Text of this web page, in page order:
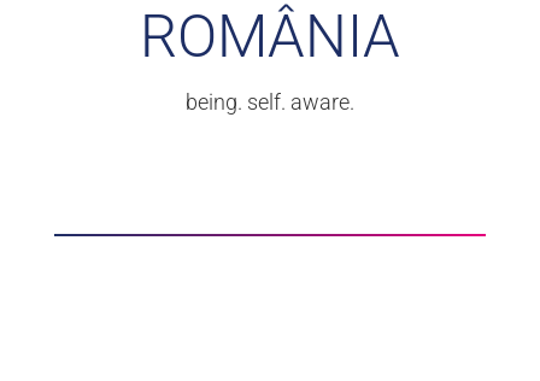
ROMÂNIA
being. self. aware.